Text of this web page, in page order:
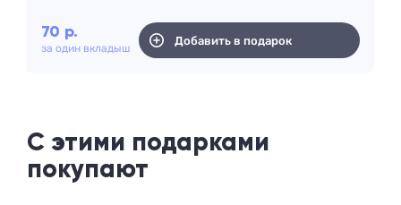
70 р.
за один вкладыш
Добавить в подарок
С этими подарками
покупают